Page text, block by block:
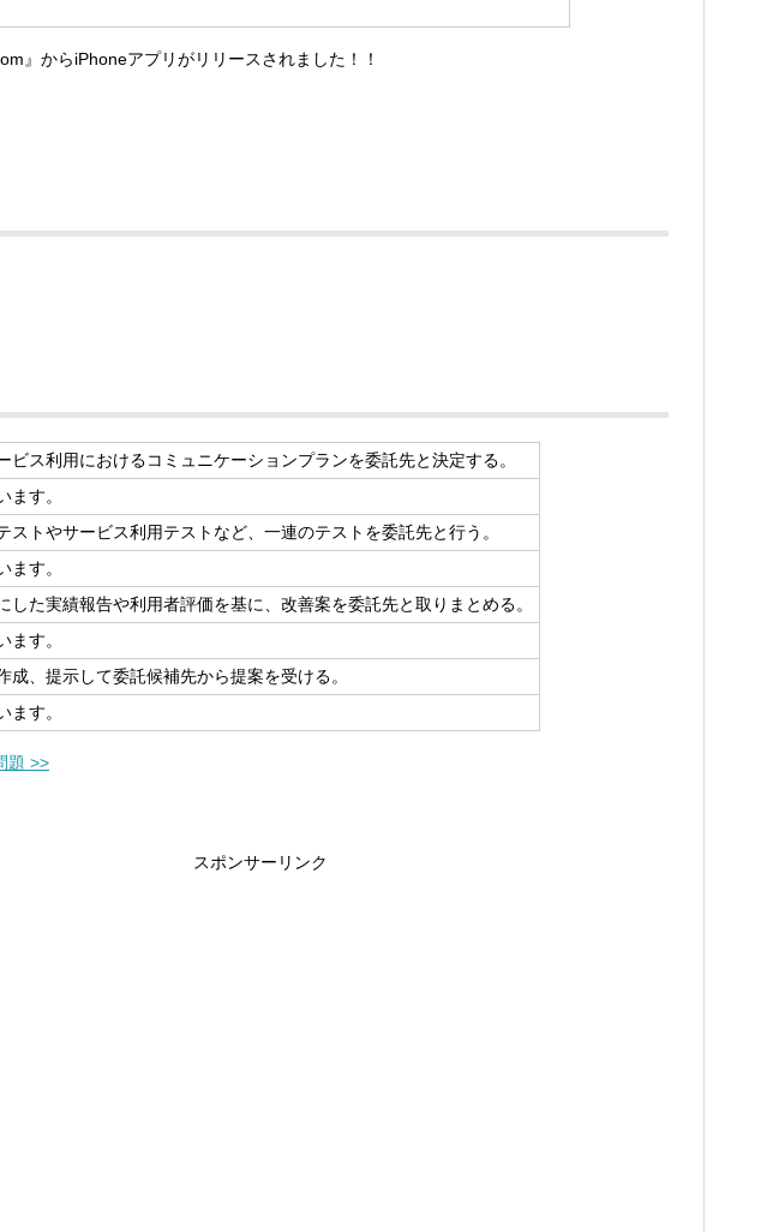
』からiPhoneアプリがリリースされました！！
ビス利用におけるコミュニケーションプランを委託先と決定する。
ます。
ストやサービス利用テストなど、一連のテストを委託先と行う。
ます。
した実績報告や利用者評価を基に、改善案を委託先と取りまとめる。
ます。
成、提示して委託候補先から提案を受ける。
ます。
題 >>
スポンサーリンク